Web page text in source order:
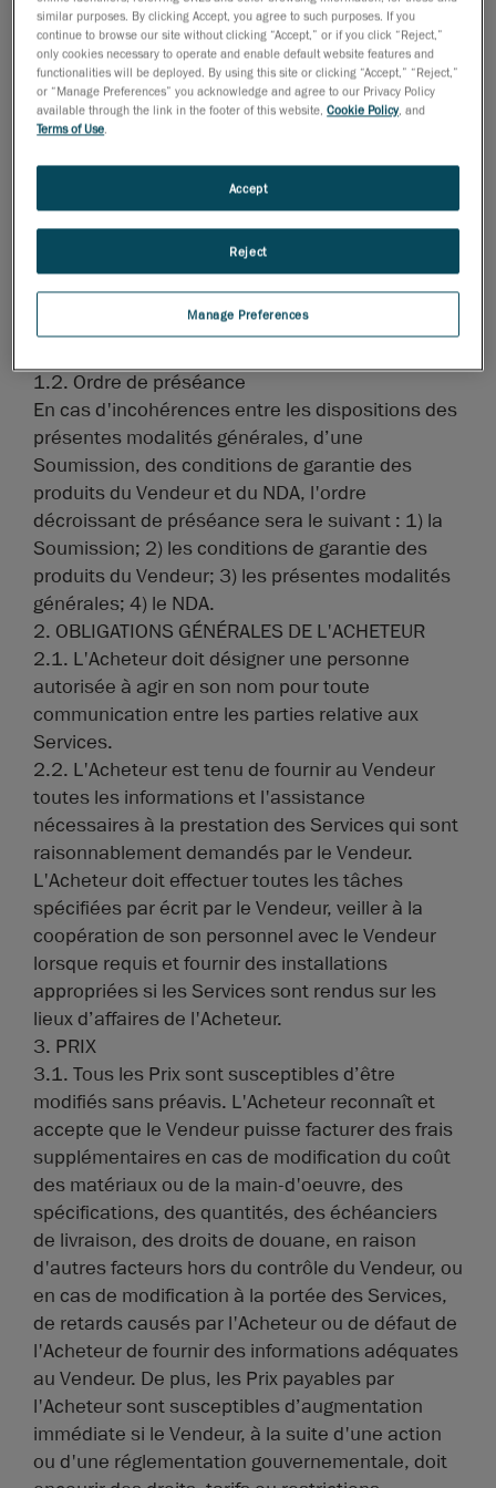
que toute autre forme de Propriété intellectuelle,
peu importe qu'elle soit enregistrée ou puissent
l’être.
1.1.11. « Services » désigne tous les services
fournis par le Vendeur à l'Acheteur, tels que
détaillés dans une Soumission.
1.1.12. « Soumission » désigne une proposition
ou un document de soumission similaire conclu
par écrit entre le Vendeur et l'Acheteur
concernant les Services devant être fournis par le
Vendeur à l'Acheteur.
1.1.13. « Vendeur » désigne Creaform inc. et ses
1.2. Ordre de préséance
En cas d'incohérences entre les dispositions des
présentes modalités générales, d’une
Soumission, des conditions de garantie des
produits du Vendeur et du NDA, l'ordre
décroissant de préséance sera le suivant : 1) la
Soumission; 2) les conditions de garantie des
produits du Vendeur; 3) les présentes modalités
générales; 4) le NDA.
2. OBLIGATIONS GÉNÉRALES DE L'ACHETEUR
2.1. L'Acheteur doit désigner une personne
autorisée à agir en son nom pour toute
communication entre les parties relative aux
Services.
2.2. L'Acheteur est tenu de fournir au Vendeur
toutes les informations et l'assistance
nécessaires à la prestation des Services qui sont
raisonnablement demandés par le Vendeur.
L'Acheteur doit effectuer toutes les tâches
spécifiées par écrit par le Vendeur, veiller à la
coopération de son personnel avec le Vendeur
lorsque requis et fournir des installations
appropriées si les Services sont rendus sur les
lieux d’affaires de l'Acheteur.
3. PRIX
3.1. Tous les Prix sont susceptibles d’être
modifiés sans préavis. L'Acheteur reconnaît et
accepte que le Vendeur puisse facturer des frais
supplémentaires en cas de modification du coût
des matériaux ou de la main-d'oeuvre, des
spécifications, des quantités, des échéanciers
de livraison, des droits de douane, en raison
d'autres facteurs hors du contrôle du Vendeur, ou
en cas de modification à la portée des Services,
de retards causés par l'Acheteur ou de défaut de
l'Acheteur de fournir des informations adéquates
au Vendeur. De plus, les Prix payables par
l'Acheteur sont susceptibles d’augmentation
immédiate si le Vendeur, à la suite d'une action
ou d'une réglementation gouvernementale, doit
similar purposes. By clicking Accept, you agree to such purposes. If you
continue to browse our site without clicking “Accept,” or if you click “Reject,”
only cookies necessary to operate and enable default website features and
functionalities will be deployed. By using this site or clicking “Accept,” “Reject,”
or “Manage Preferences” you acknowledge and agree to our Privacy Policy
available through the link in the footer of this website,Cookie Policy, and
Terms of Use.
Manage Preferences
Reject
Accept